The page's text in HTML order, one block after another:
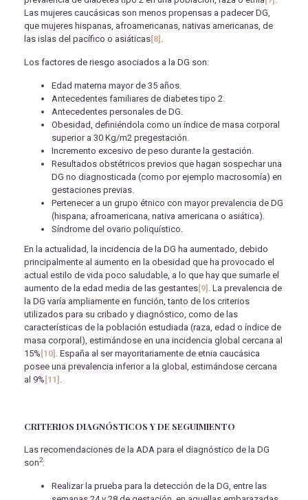
Las mujeres caucásicas son menos propensas a padecer DG,
que mujeres hispanas, afroamericanas, nativas americanas, de
las islas del pacífico o asiáticas [8]
Los factores de riesgo asociados a la DG son:
Edad materna mayor de 35 años.
Antecedentes familiares de diabetes tipo 2.
Antecedentes personales de DG.
Obesidad, definiéndola como un índice de masa corporal
superior a 30 Kg/m2 pregestación.
Incremento excesivo de peso durante la gestación.
Resultados obstétricos previos que hagan sospechar una
DG no diagnosticada (como por ejemplo macrosomía) en
gestaciones previas.
Pertenecer a un grupo étnico con mayor prevalencia de DG
(hispana, afroamericana, nativa americana o asiática).
Síndrome del ovario poliquístico.
En la actualidad, la incidencia de la DG ha aumentado, debido
principalmente al aumento en la obesidad que ha provocado el
actual estilo de vida poco saludable, a lo que hay que sumarle el
aumento de la edad media de las gestantes [9] . La prevalencia de
la DG varía ampliamente en función, tanto de los criterios
utilizados para su cribado y diagnóstico, como de las
características de la población estudiada (raza, edad o índice de
masa corporal), estimándose en una incidencia global cercana al
15% [10] . España al ser mayoritariamente de etnia caucásica
posee una prevalencia inferior a la global, estimándose cercana
al 9% [11]
CRITERIOS DIAGNÓSTICOS Y DE SEGUIMIENTO
Las recomendaciones de la ADA para el diagnóstico de la DG
son2:
Realizar la prueba para la detección de la DG, entre las